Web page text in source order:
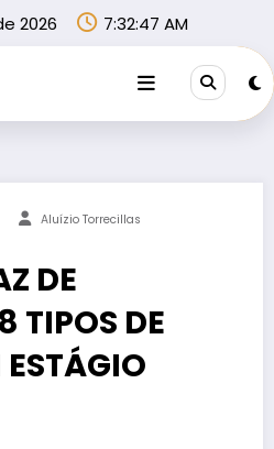
2026 7:32:47 AM
Aluízio Torrecillas
DE
TIPOS DE